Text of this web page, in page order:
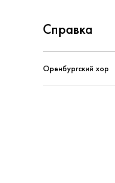
Справка
Оренбургский хор